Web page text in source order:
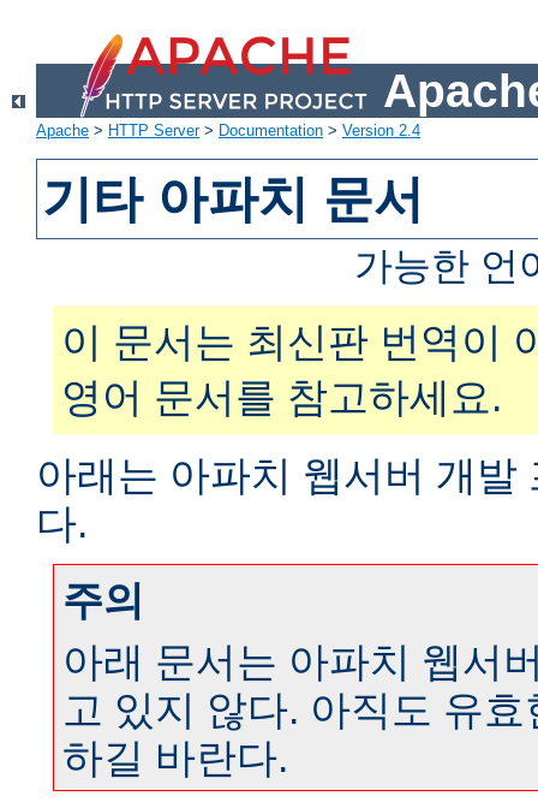
Apache > HTTP Server> Documentation > Version 2.4
기타 아파치 문서
가능한 언
이 문서는 최신판 번역이
영어 문서를 참고하세요.
아래는 아파치 웹서버 개
다.
주의
아래 문서는 아파치 웹서
고 있지 않다. 아직도 유
하길 바란다.